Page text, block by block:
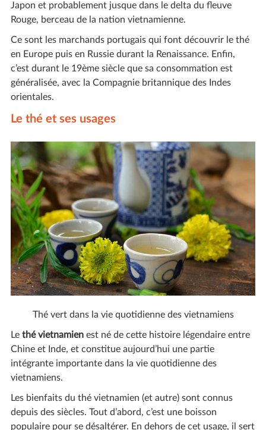
Japon et probablement jusque dans le delta du fleuve
Rouge, berceau de la nation vietnamienne.
Ce sont les marchands portugais qui font découvrir le thé
en Europe puis en Russie durant la Renaissance. Enfin,
c’est durant le 19ème siècle que sa consommation est
généralisée, avec la Compagnie britannique des Indes
orientales.
Le thé et ses usages
Thé vert dans la vie quotidienne des vietnamiens
Le thé vietnamienest né de cette histoire légendaire entre
Chine et Inde, et constitue aujourd’hui une partie
intégrante importante dans la vie quotidienne des
vietnamiens.
Les bienfaits du thé vietnamien (et autre) sont connus
depuis des siècles. Tout d’abord, c’est une boisson
populaire pour se désaltérer. En dehors de cet usage, il sert